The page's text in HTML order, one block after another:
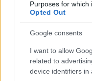
Purposes for which
Opted Out
Google consents
I want to allow
related to
device identifiers in